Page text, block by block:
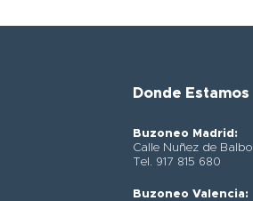
Donde Estamos
Buzoneo Madrid:
Calle Nuñez de
Tel. 917 815 680
Buzoneo Valencia: